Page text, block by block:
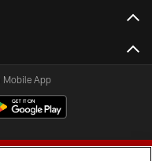
Mobile App